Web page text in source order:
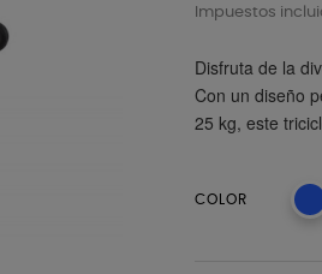
Impuestos
Disfruta de la
Con un diseño
25 kg, este
COLOR